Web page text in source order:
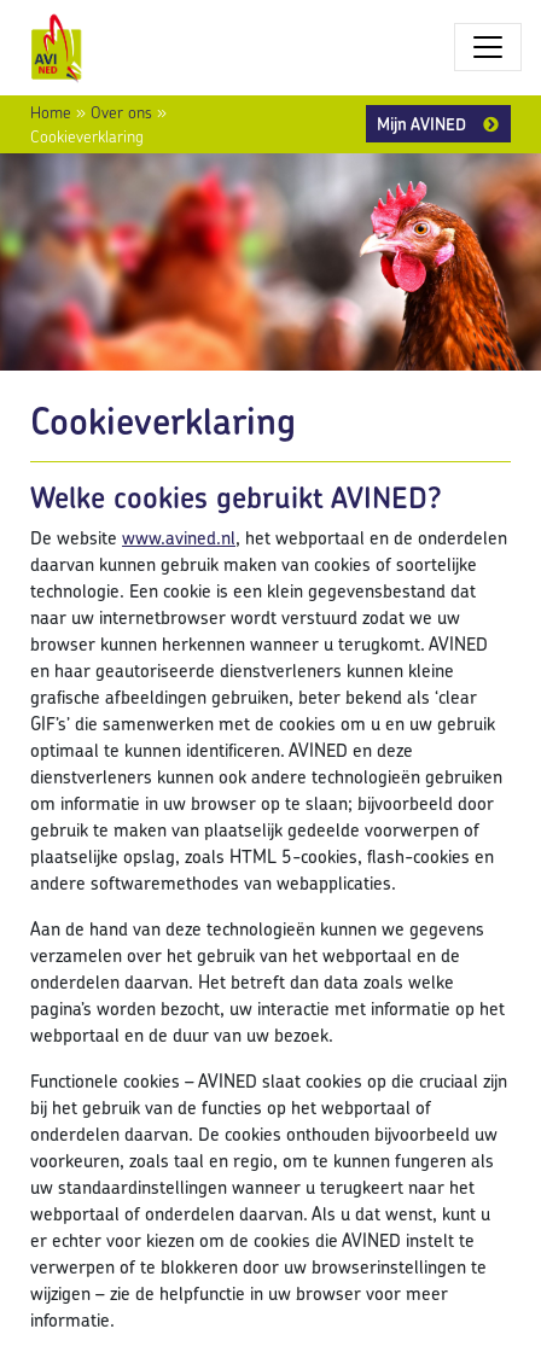
Home » Over ons »
Cookieverklaring
Mijn AVINED
Cookieverklaring
Welke cookies gebruikt AVINED?
De website www.avined.nl, het webportaal en de onderdelen
daarvan kunnen gebruik maken van cookies of soortelijke
technologie. Een cookie is een klein gegevensbestand dat
naar uw internetbrowser wordt verstuurd zodat we uw
browser kunnen herkennen wanneer u terugkomt. AVINED
en haar geautoriseerde dienstverleners kunnen kleine
grafische afbeeldingen gebruiken, beter bekend als ‘clear
GIF’s’ die samenwerken met de cookies om u en uw gebruik
optimaal te kunnen identificeren. AVINED en deze
dienstverleners kunnen ook andere technologieën gebruiken
om informatie in uw browser op te slaan; bijvoorbeeld door
gebruik te maken van plaatselijk gedeelde voorwerpen of
plaatselijke opslag, zoals HTML 5-cookies, flash-cookies en
andere softwaremethodes van webapplicaties.
Aan de hand van deze technologieën kunnen we gegevens
verzamelen over het gebruik van het webportaal en de
onderdelen daarvan. Het betreft dan data zoals welke
pagina’s worden bezocht, uw interactie met informatie op het
webportaal en de duur van uw bezoek.
Functionele cookies – AVINED slaat cookies op die cruciaal zijn
bij het gebruik van de functies op het webportaal of
onderdelen daarvan. De cookies onthouden bijvoorbeeld uw
voorkeuren, zoals taal en regio, om te kunnen fungeren als
uw standaardinstellingen wanneer u terugkeert naar het
webportaal of onderdelen daarvan. Als u dat wenst, kunt u
er echter voor kiezen om de cookies die AVINED instelt te
verwerpen of te blokkeren door uw browserinstellingen te
wijzigen – zie de helpfunctie in uw browser voor meer
informatie.